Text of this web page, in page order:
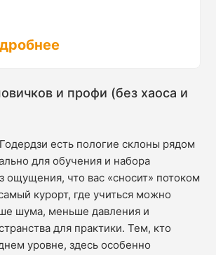
и профи (без хаоса и
есть пологие склоны рядом
для обучения и набора
ощущения, что вас «сносит» потоком
курорт, где учиться можно
шума, меньше давления и
для практики. Тем, кто
уровне, здесь особенно